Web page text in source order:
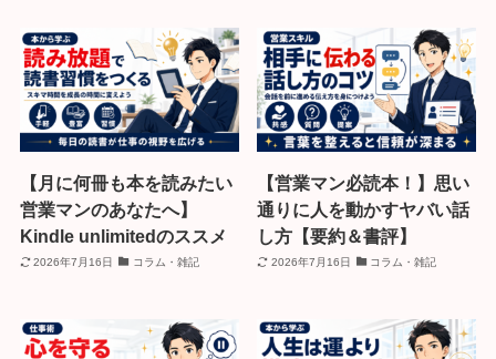
【月に何冊も本を読みたい
営業マンのあなたへ】
Kindle unlimitedのススメ
2026年7月16日 コラム・雑記
【営業マン必読本！】思い
通りに人を動かすヤバい話
し方【要約＆書評】
2026年7月16日 コラム・雑記